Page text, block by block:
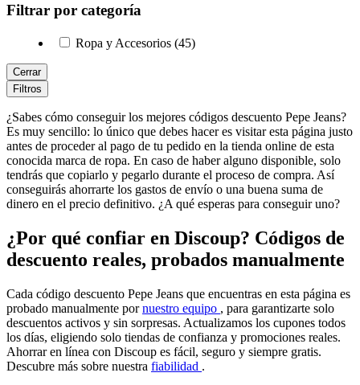
Filtrar por categoría
Ropa y Accesorios (45)
Cerrar
Filtros
¿Sabes cómo conseguir los mejores códigos descuento Pepe Jeans?
Es muy sencillo: lo único que debes hacer es visitar esta página justo
antes de proceder al pago de tu pedido en la tienda online de esta
conocida marca de ropa. En caso de haber alguno disponible, solo
tendrás que copiarlo y pegarlo durante el proceso de compra. Así
conseguirás ahorrarte los gastos de envío o una buena suma de
dinero en el precio definitivo. ¿A qué esperas para conseguir uno?
¿Por qué confiar en Discoup? Códigos de
descuento reales, probados manualmente
Cada código descuento Pepe Jeans que encuentras en esta página es
probado manualmente pornuestro equipo , para garantizarte solo
descuentos activos y sin sorpresas. Actualizamos los cupones todos
los días, eligiendo solo tiendas de confianza y promociones reales.
Ahorrar en línea con Discoup es fácil, seguro y siempre gratis.
Descubre más sobre nuestra fiabilidad .